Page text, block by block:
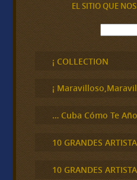
EL SITIO QUE
B
u
c
a
¡ COLLECTION
¡
… Cuba Cómo Te
10 GRANDES
10 GRANDES